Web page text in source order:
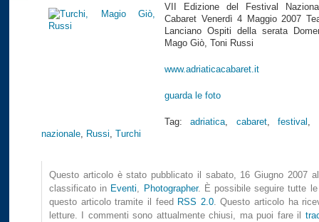
VII Edizione del Festival
Cabaret Venerdì 4 Maggio 2007
Lanciano Ospiti della serata
Mago Giò, Toni Russi
www.adriaticacabaret.it
guarda le foto
Tag:adriatica cabaret,festival
nazionale Russi Turchi
Questo articolo è stato pubblicato il sabato, 16 Giugno 2007
classificato in Eventi Photographer. È possibile seguire tutte
questo articolo tramite il feed RSS 2.0. Questo articolo ha
letture. I commenti sono attualmente chiusi, ma puoi fare il